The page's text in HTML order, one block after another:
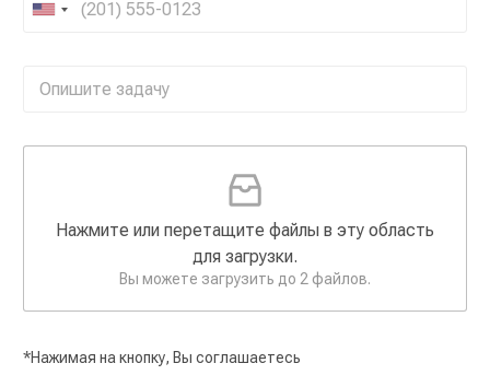
Нажмите или перетащите файлы в эту область
для загрузки.
Вы можете загрузить до 2 файлов.
*Нажимая на кнопку, Вы соглашаетесь